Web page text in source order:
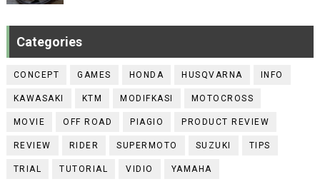
Categories
CONCEPT GAMES HONDA HUSQVARNA INFO
KAWASAKI KTM MODIFKASI MOTOCROSS
MOVIE OFF ROAD PIAGIO PRODUCT REVIEW
REVIEW RIDER SUPERMOTO SUZUKI TIPS
TRIAL TUTORIAL VIDIO YAMAHA